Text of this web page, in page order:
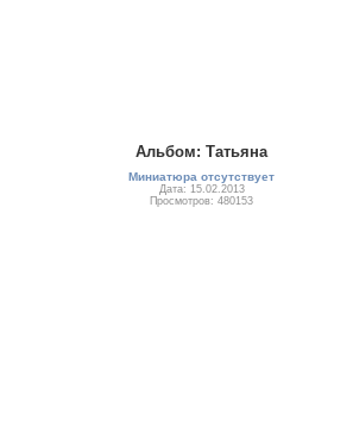
Альбом: Татьяна
Миниатюра отсутствует
Дата: 15.02.2013
Просмотров: 480153